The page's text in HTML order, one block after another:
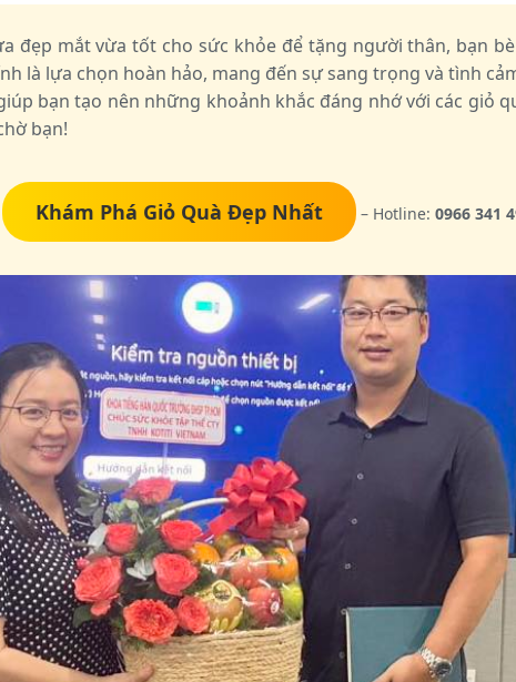
đẹp mắt vừa tốt cho sức khỏe để tặng người thân, bạn
là lựa chọn hoàn hảo, mang đến sự sang trọng và tình
bạn tạo nên những khoảnh khắc đáng nhớ với các giỏ
bạn!
Khám Phá Giỏ Quà Đẹp Nhất – Hotline: 0966 341